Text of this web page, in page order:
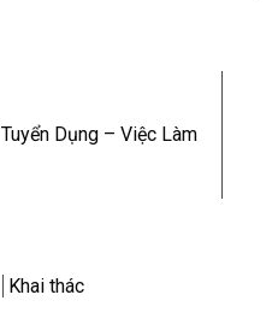
Tuyển Dụng – Việc Làm
Khai thác